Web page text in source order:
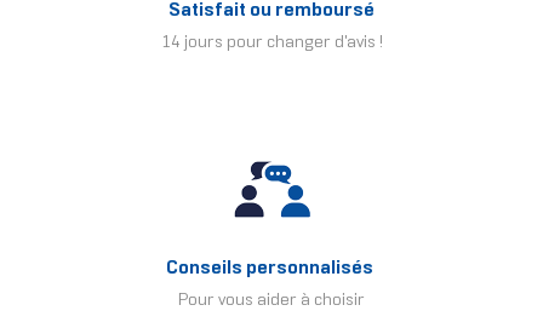
Satisfait ou remboursé
14 jours pour changer d'avis !
Conseils personnalisés
Pour vous aider à choisir